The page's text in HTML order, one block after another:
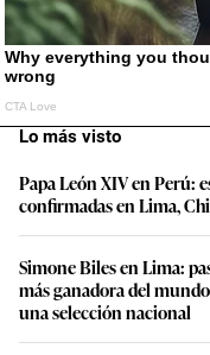
Lo más visto
Papa León XIV en Perú:
confirmadas en Lima,
Simone Biles en Lima:
más ganadora del
una selección nacional